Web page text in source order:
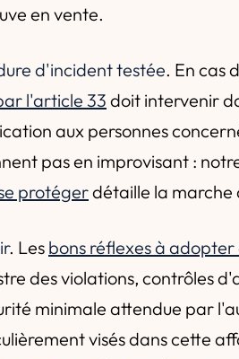
en vente.
d'incident testée. En cas
l'article 33doit intervenir
aux personnes
pas en improvisant :
protégerdétaille la marche
. Les bons réflexes à
des violations, contrôles
minimale attendue par
visés dans cette